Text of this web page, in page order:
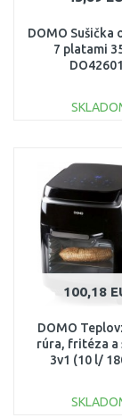
DOMO Sušička
7 platami
100,18
DOMO
rúra, fritéza a
3v1 (10 l/